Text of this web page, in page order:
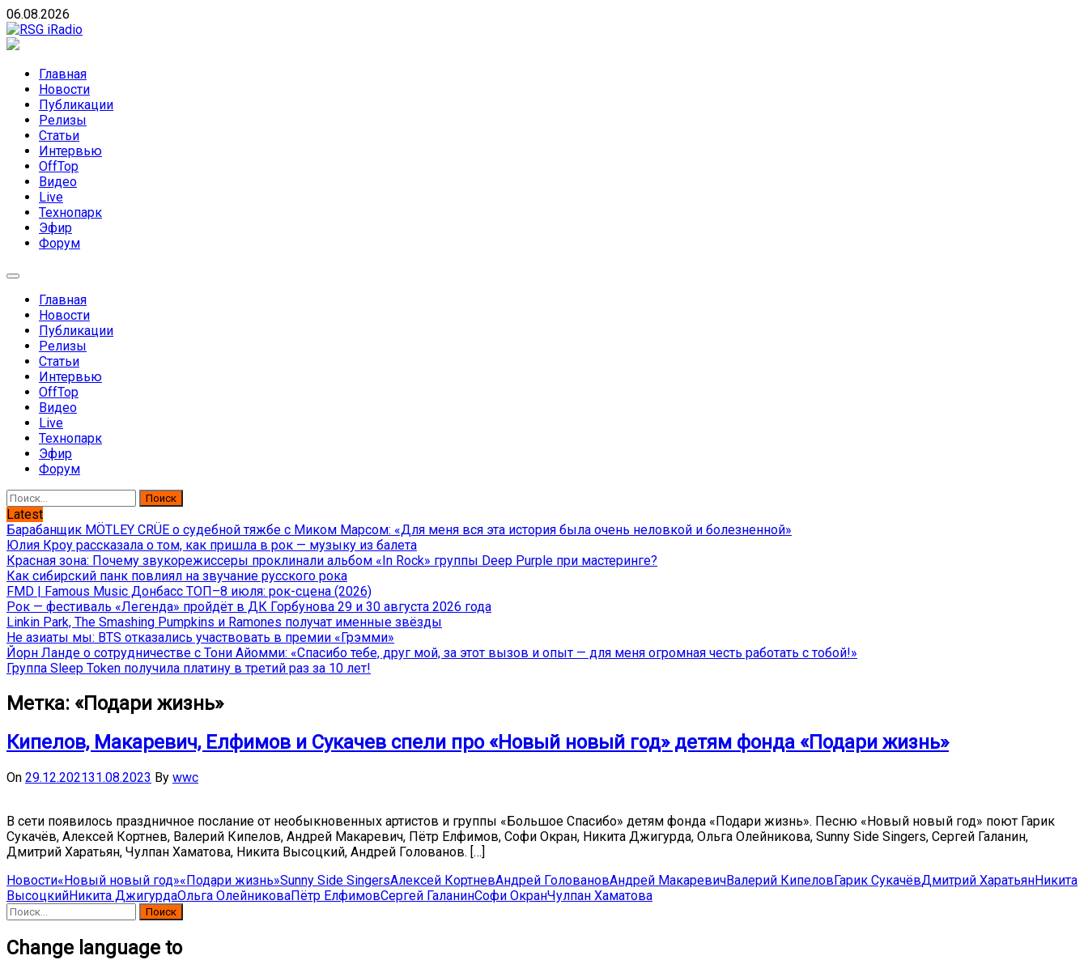
Skip
to
content
06.08.2026
Главная
Новости
Публикации
Релизы
Статьи
Интервью
OffTop
Видео
Live
Технопарк
Эфир
Форум
Главная
Новости
Публикации
Релизы
Статьи
Интервью
OffTop
Видео
Live
Технопарк
Эфир
Форум
Найти:
Latest
Барабанщик MÖTLEY CRÜE о судебной тяжбе с Миком Марсом: «Для меня вся эта история была очень неловкой и болезненной»
Юлия Кроу рассказала о том, как пришла в рок — музыку из балета
Красная зона: Почему звукорежиссеры проклинали альбом «In Rock» группы Deep Purple при мастеринге?
Как сибирский панк повлиял на звучание русского рока
FMD | Famous Music Донбасс ТОП–8 июля: рок-сцена (2026)
Рок — фестиваль «Легенда» пройдёт в ДК Горбунова 29 и 30 августа 2026 года
Linkin Park, The Smashing Pumpkins и Ramones получат именные звёзды
Не азиаты мы: BTS отказались участвовать в премии «Грэмми»
Йорн Ланде о сотрудничестве с Тони Айомми: «Спасибо тебе, друг мой, за этот вызов и опыт — для меня огромная честь работать с тобой!»
Группа Sleep Token получила платину в третий раз за 10 лет!
Метка: «Подари жизнь»
Кипелов, Макаревич, Елфимов и Сукачев спели про «Новый новый год» детям фонда «Подари жизнь»
On 29.12.202131.08.2023 By wwc
В сети появилось праздничное послание от необыкновенных артистов и группы «Большое Спасибо» детям фонда «Подари жизнь». Песню «Новый новый год» поют Гарик
Сукачёв, Алексей Кортнев, Валерий Кипелов, Андрей Макаревич, Пётр Елфимов, Софи Окран, Никита Джигурда, Ольга Олейникова, Sunny Side Singers, Сергей Галанин,
Дмитрий Харатьян, Чулпан Хаматова, Никита Высоцкий, Андрей Голованов. […]
Новости«Новый новый год»«Подари жизнь»Sunny Side SingersАлексей КортневАндрей ГоловановАндрей МакаревичВалерий КипеловГарик СукачёвДмитрий ХаратьянНикита
ВысоцкийНикита ДжигурдаОльга ОлейниковаПётр ЕлфимовСергей ГаланинСофи ОкранЧулпан Хаматова
Найти:
Change language to